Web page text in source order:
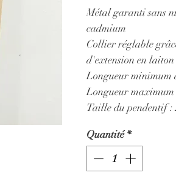
Métal garanti sans
cadmium
Collier réglable
d'extension en
Longueur minimum
Longueur maximum
Taille du pendentif :
Quantité *